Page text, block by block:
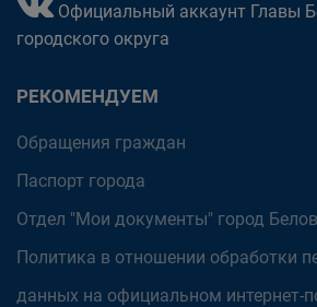
Официальный аккаунт Главы
городского округа
РЕКОМЕНДУЕМ
Обращения граждан
Паспорт города
Отдел "Мои документы" город
Политика в отношении обработки
данных на официальном интернет-